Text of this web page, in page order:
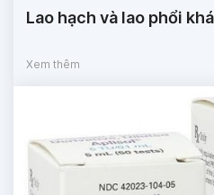
Lao hạch và lao phổi
Xem thêm